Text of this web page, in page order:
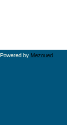
by Mezoued